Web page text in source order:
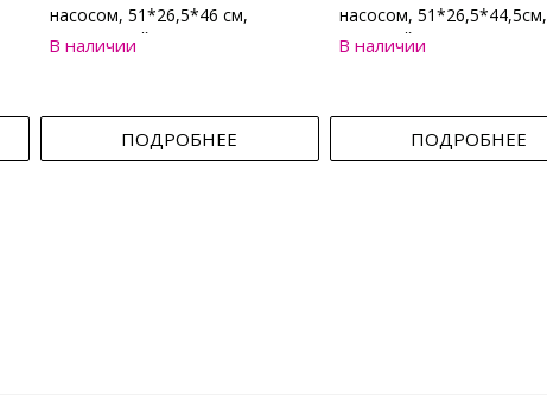
насосом, 51*26,5*46 см,
Коричневый
В наличии
ПОДРОБНЕЕ
насосом, 51*26,5*44,5см,
Бежевый
В наличии
ПОДРОБНЕЕ